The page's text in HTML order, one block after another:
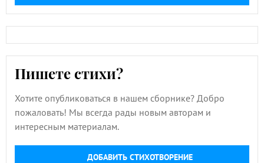
Пишете стихи?
Хотите опубликоваться в нашем сборнике? Добро
пожаловать! Мы всегда рады новым авторам и
интересным материалам.
ДОБАВИТЬ СТИХОТВОРЕНИЕ